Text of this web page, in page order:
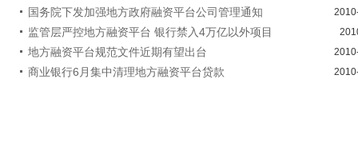
国务院下发加强地方政府融资平台公司管理通知
监管层严控地方融资平台 银行禁入4万亿以外项目
地方融资平台规范文件近期有望出台
商业银行6月集中清理地方融资平台贷款